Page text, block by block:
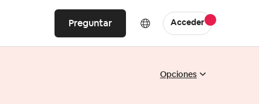
Preguntar Acceder
Opciones